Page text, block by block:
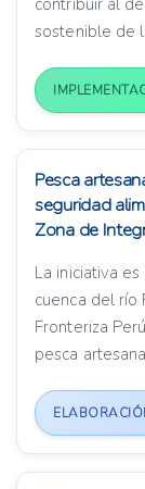
contribuir al
sostenible de
Pesca
seguridad
Zona de
La iniciativa
cuenca del río
Fronteriza
pesca